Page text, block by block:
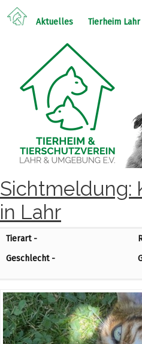
Aktuelles Tierheim Lahr
Sichtmeldung:
in Lahr
Tierart -
Geschlecht -